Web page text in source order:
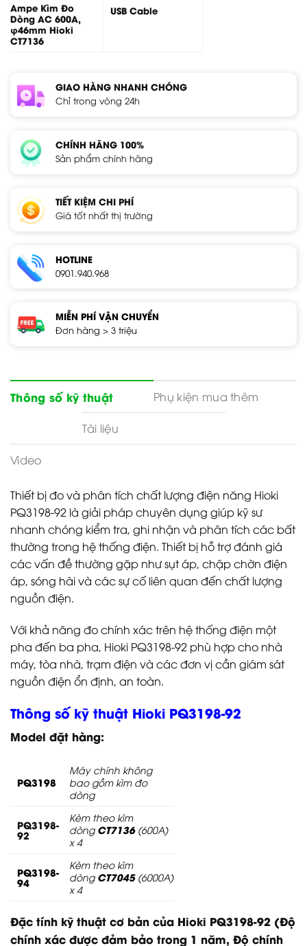
Ampe Kìm Đo
Dòng AC 600A,
φ46mm Hioki
CT7136
USB Cable
GIAO HÀNG NHANH CHÓNG
Chỉ trong vòng 24h
CHÍNH HÃNG 100%
Sản phẩm chính hãng
TIẾT KIỆM CHI PHÍ
Giá tốt nhất thị trường
HOTLINE
0901.940.968
MIỄN PHÍ VẬN CHUYỂN
Đơn hàng > 3 triệu
Thông số kỹ thuật Phụ kiện mua thêm
Tài liệu
Video
Thiết bị đo và phân tích chất lượng điện năng Hioki
PQ3198-92 là giải pháp chuyên dụng giúp kỹ sư
nhanh chóng kiểm tra, ghi nhận và phân tích các bất
thường trong hệ thống điện. Thiết bị hỗ trợ đánh giá
các vấn đề thường gặp như sụt áp, chập chờn điện
áp, sóng hài và các sự cố liên quan đến chất lượng
nguồn điện.
Với khả năng đo chính xác trên hệ thống điện một
pha đến ba pha, Hioki PQ3198-92 phù hợp cho nhà
máy, tòa nhà, trạm điện và các đơn vị cần giám sát
nguồn điện ổn định, an toàn.
Thông số kỹ thuật Hioki PQ3198-92
Model đặt hàng:
PQ3198
Máy chính không
bao gồm kìm đo
dòng
PQ3198-
92
Kèm theokìm
dòng CT7136(600A)
x 4
PQ3198-
94
Kèm theokìm
dòng CT7045(6000A)
x 4
Đặc tính kỹ thuật cơ bản của Hioki PQ3198-92 (Độ
chính xác được đảm bảo trong 1 năm, Độ chính